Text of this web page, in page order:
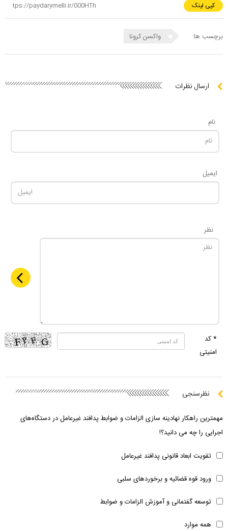
کپی لینک
برچسب ها: واکسن کرونا
ارسال نظرات
نام
ایمیل
نظر
* کد
امنیتی
نظرسنجی
مهمترین راهکار نهادینه سازی الزامات و ضوابط پدافند غیرعامل در دستگاه‌های
اجرایی را چه می دانید؟!
تقویت ابعاد قانونی پدافند غیرعامل
ورود قوه قضائیه و برخوردهای سلبی
توسعه گفتمانی و آموزش الزامات و ضوابط
همه موارد